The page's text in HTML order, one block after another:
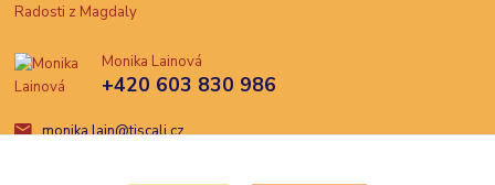
Radosti z Magdaly
Monika Lainová
+420 603 830 986
monika.lain@tiscali.cz